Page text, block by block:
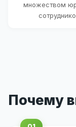
множеством
Почему